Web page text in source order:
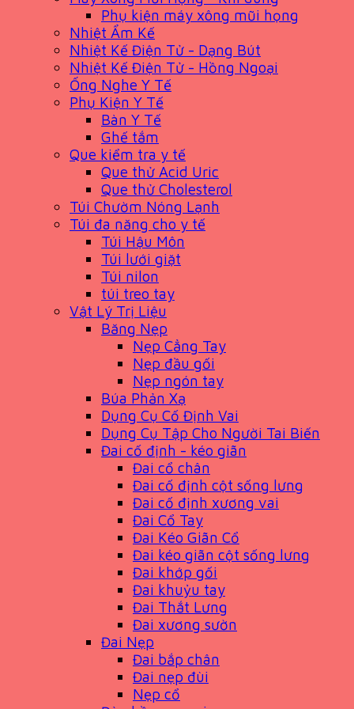
Phụ kiện máy xông mũi họng
Nhiệt Ẩm Kế
Nhiệt Kế Điện Tử - Dạng Bút
Nhiệt Kế Điện Tử - Hồng Ngoại
Ống Nghe Y Tế
Phụ Kiện Y Tế
Bàn Y Tế
Ghế tắm
Que kiểm tra y tế
Que thử Acid Uric
Que thử Cholesterol
Túi Chườm Nóng Lạnh
Túi đa năng cho y tế
Túi Hậu Môn
Túi lưới giặt
Túi nilon
túi treo tay
Vật Lý Trị Liệu
Băng Nẹp
Nẹp Cẳng Tay
Nẹp đầu gối
Nẹp ngón tay
Búa Phản Xạ
Dụng Cụ Cố Định Vai
Dụng Cụ Tập Cho Người Tai Biến
Đai cố định - kéo giãn
Đai cổ chân
Đai cố định cột sống lưng
Đai cố định xương vai
Đai Cổ Tay
Đai Kéo Giãn Cổ
Đai kéo giãn cột sống lưng
Đai khớp gối
Đai khuỷu tay
Đai Thắt Lưng
Đai xương sườn
Đai Nẹp
Đai bắp chân
Đai nẹp đùi
Nẹp cổ